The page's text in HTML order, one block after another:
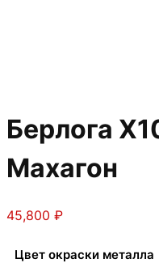
Берлога
Махагон
45,800 ₽
Цвет окраски металла